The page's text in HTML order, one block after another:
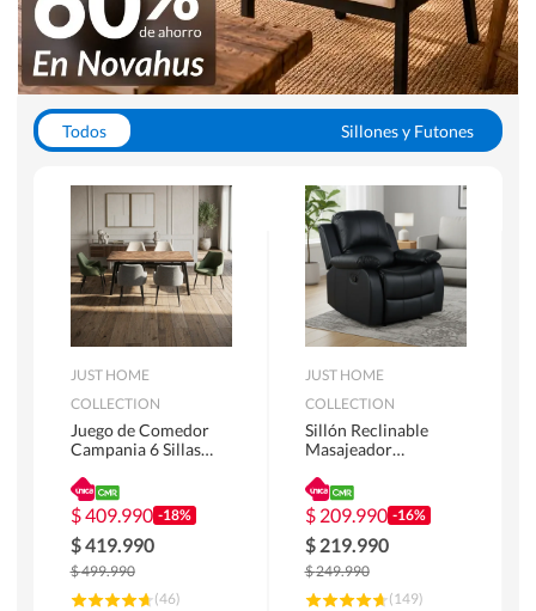
Todos
Sillones y Futones
Escritorios y Sillas PC
Racks y Muebles TV
Alfombras
JUST HOME
COLLECTION
Juego de Comedor
Campania 6 Sillas
180 x 90 x 76 cm
Café
$409.990 -18%
$419.990
$499.990
(46)
JUST HOME
COLLECTION
Sillón Reclinable
Masajeador
Atlanta 91x101x94
cm Negro
$ 209.990 -16%
$ 219.990
$249.990
(149)